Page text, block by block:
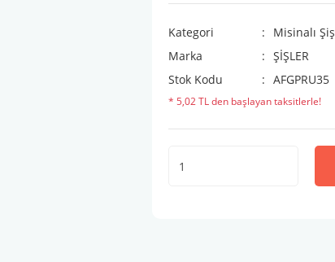
Kategori
Misinalı Şiş
Marka
ŞİŞLER
Stok Kodu
AFGPRU35
* 5,02 TL den başlayan taksitlerle!